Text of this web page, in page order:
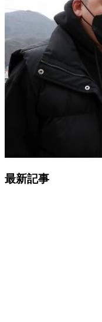
最新記事